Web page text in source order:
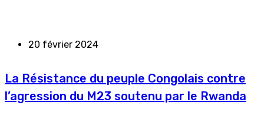
20 février 2024
La Résistance du peuple Congolais contre
l’agression du M23 soutenu par le Rwanda